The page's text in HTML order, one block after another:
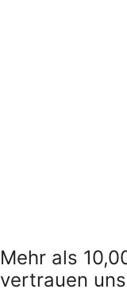
Mehr als
vertrauen uns